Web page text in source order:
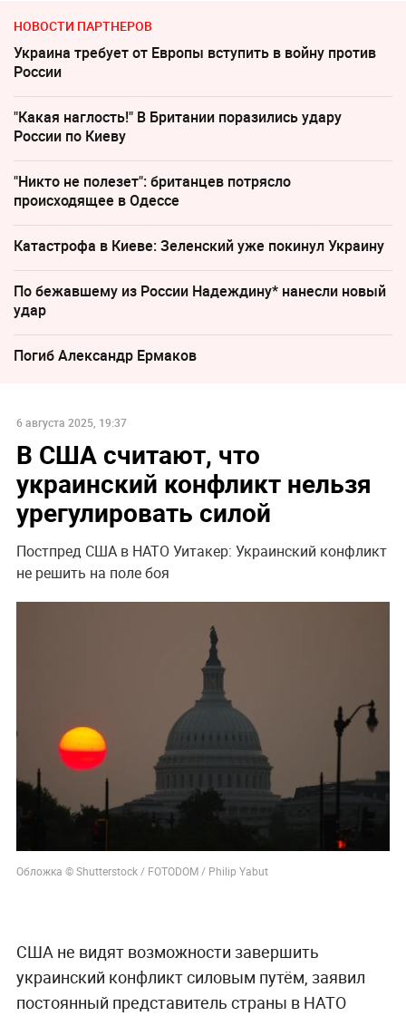
НОВОСТИ ПАРТНЕРОВ
Украина требует от Европы вступить в войну против
России
"Какая наглость!" В Британии поразились удару
России по Киеву
"Никто не полезет": британцев потрясло
происходящее в Одессе
Катастрофа в Киеве: Зеленский уже покинул Украину
По бежавшему из России Надеждину* нанесли новый
удар
Погиб Александр Ермаков
6 августа 2025, 19:37
В США считают, что
украинский конфликт нельзя
урегулировать силой
Постпред США в НАТО Уитакер: Украинский конфликт
не решить на поле боя
Обложка © Shutterstock / FOTODOM / Philip Yabut
США не видят возможности завершить
украинский конфликт силовым путём, заявил
постоянный представитель страны в НАТО